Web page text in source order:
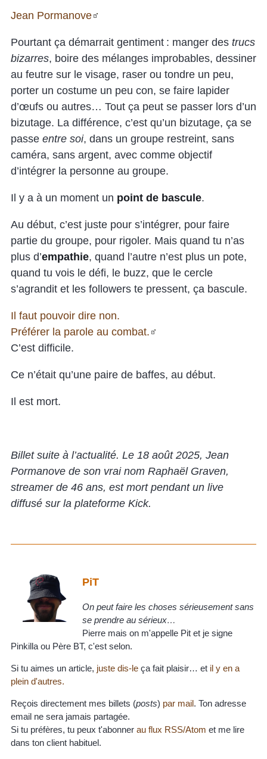
Jean Pormanove
Pourtant ça démarrait gentiment : manger des trucs
bizarres, boire des mélanges improbables, dessiner
au feutre sur le visage, raser ou tondre un peu,
porter un costume un peu con, se faire lapider
d’œufs ou autres… Tout ça peut se passer lors d’un
bizutage. La différence, c’est qu’un bizutage, ça se
passe entre soi, dans un groupe restreint, sans
caméra, sans argent, avec comme objectif
d’intégrer la personne au groupe.
Il y a à un moment un point de bascule.
Au début, c’est juste pour s’intégrer, pour faire
partie du groupe, pour rigoler. Mais quand tu n’as
plus d’empathie, quand l’autre n’est plus un pote,
quand tu vois le défi, le buzz, que le cercle
s’agrandit et les followers te pressent, ça bascule.
Il faut pouvoir dire non.
Préférer la parole au combat.
C’est difficile.
Ce n’était qu’une paire de baffes, au début.
Il est mort.
Billet suite à l’actualité. Le 18 août 2025, Jean
Pormanove de son vrai nom Raphaël Graven,
streamer de 46 ans, est mort pendant un live
diffusé sur la plateforme Kick.
PiT
On peut faire les choses sérieusement sans
se prendre au sérieux…
Pierre mais on m'appelle Pit et je signe
Pinkilla ou Père BT, c'est selon.
Si tu aimes un article, juste dis-le ça fait plaisir… et il y en a
plein d'autres.
Reçois directement mes billets (posts) par mail. Ton adresse
email ne sera jamais partagée.
Si tu préfères, tu peux t'abonner au flux RSS/Atom et me lire
dans ton client habituel.